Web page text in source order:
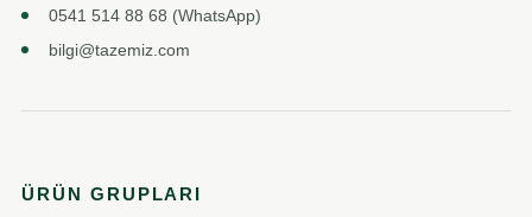
0541 514 88 68 (WhatsApp)
bilgi@tazemiz.com
ÜRÜN GRUPLARI